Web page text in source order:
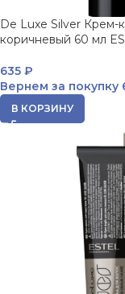
De Luxe Silver Крем-
коричневый 60 мл
635 ₽
Вернем за покупку
В КОРЗИНУ